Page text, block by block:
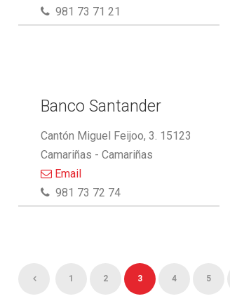
981 73 71 21
Banco Santander
Cantón Miguel Feijoo, 3. 15123
Camariñas - Camariñas
Email
981 73 72 74
1 2 3 4 5